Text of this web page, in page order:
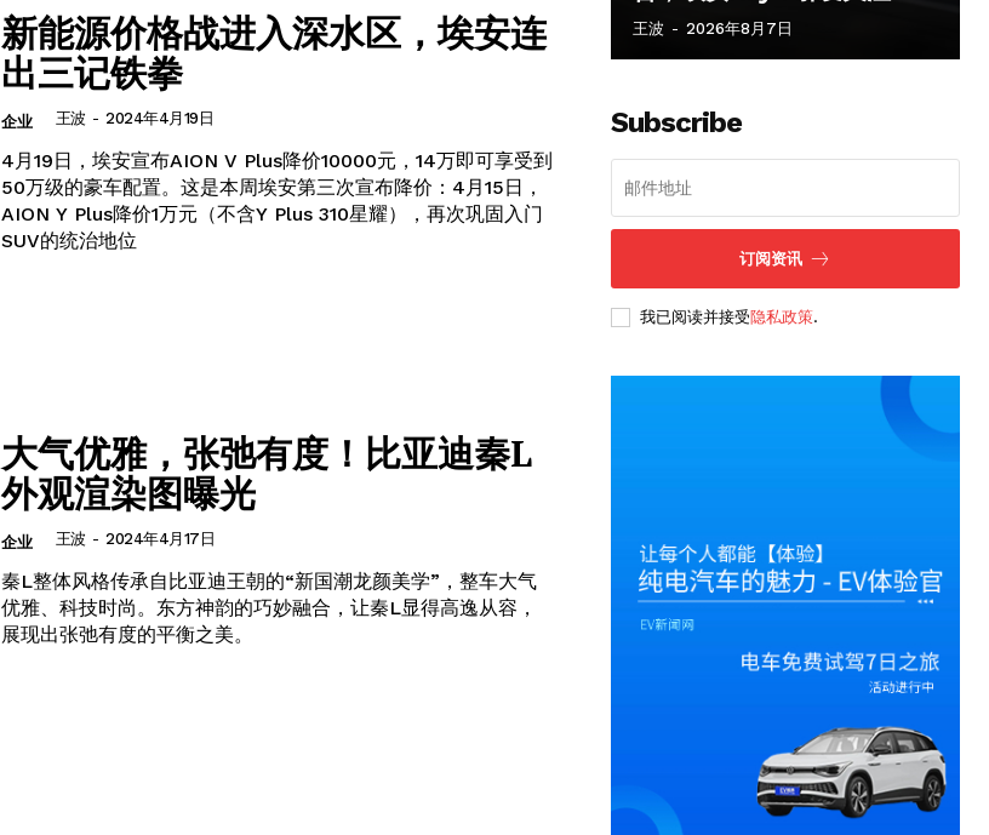
About
Contact us
新能源价格战进入深水区，埃安连
出三记铁拳
企业 王波 - 2024年4月19日
​4月19日，埃安宣布AION V Plus降价10000元，14万即可享受到
50万级的豪车配置。这是本周埃安第三次宣布降价：4月15日，
AION Y Plus降价1万元（不含Y Plus 310星耀），再次巩固入门
SUV的统治地位
大气优雅，张弛有度！比亚迪秦L
外观渲染图曝光
企业 王波 - 2024年4月17日
秦L整体风格传承自比亚迪王朝的“新国潮龙颜美学”，整车大气
优雅、科技时尚。东方神韵的巧妙融合，让秦L显得高逸从容，
展现出张弛有度的平衡之美。
王波 - 2026年8月7日
Subscribe
订阅资讯
我已阅读并接受隐私政策.